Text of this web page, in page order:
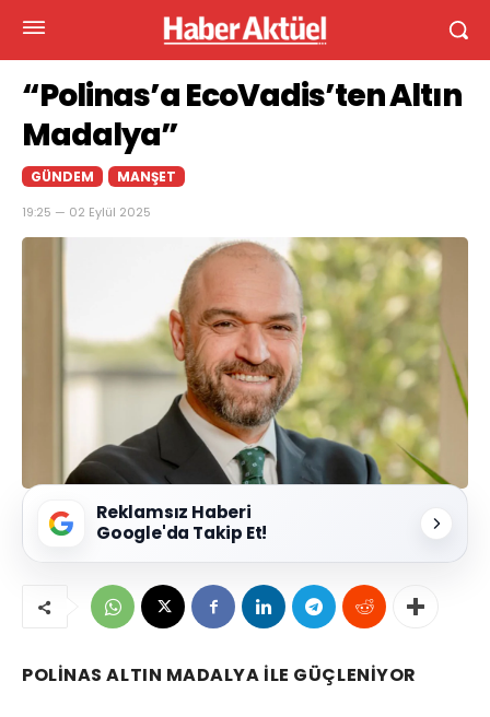
“Polinas’a EcoVadis’ten Altın
Madalya”
GÜNDEM MANŞET
19:25 — 02 Eylül 2025
Reklamsız Haberi
Google'da Takip Et!
POLİNAS ALTIN MADALYA İLE GÜÇLENİYOR